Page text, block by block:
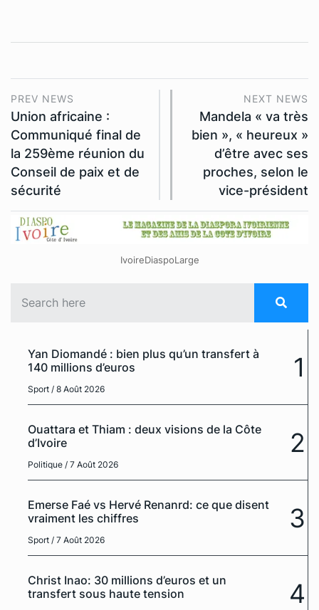
PREV NEWS
Union africaine :
Communiqué final de
la 259ème réunion du
Conseil de paix et de
sécurité
NEXT NEWS
Mandela « va très
bien », « heureux »
d’être avec ses
proches, selon le
vice-président
IvoireDiaspoLarge
Yan Diomandé : bien plus qu’un transfert à
140 millions d’euros
Sport / 8 Août 2026
1
Ouattara et Thiam : deux visions de la Côte
d’Ivoire
Politique / 7 Août 2026
2
Emerse Faé vs Hervé Renanrd: ce que disent
vraiment les chiffres
Sport / 7 Août 2026
3
Christ Inao: 30 millions d’euros et un
transfert sous haute tension
4